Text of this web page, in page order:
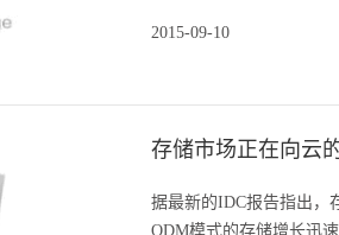
2015-09-10
存储市场正在向云
据最新的IDC报告指出，
ODM模式的存储增长迅